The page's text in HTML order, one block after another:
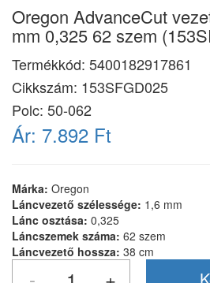
Oregon AdvanceCut
mm 0,325 62 szem
Termékkód: 5400182917861
Cikkszám: 153SFGD025
Polc: 50-062
Ár: 7.892 Ft
Márka: Oregon
Láncvezető szélessége: 1,6 mm
Lánc osztása: 0,325
Láncszemek száma: 62 szem
Láncvezető hossza: 38 cm